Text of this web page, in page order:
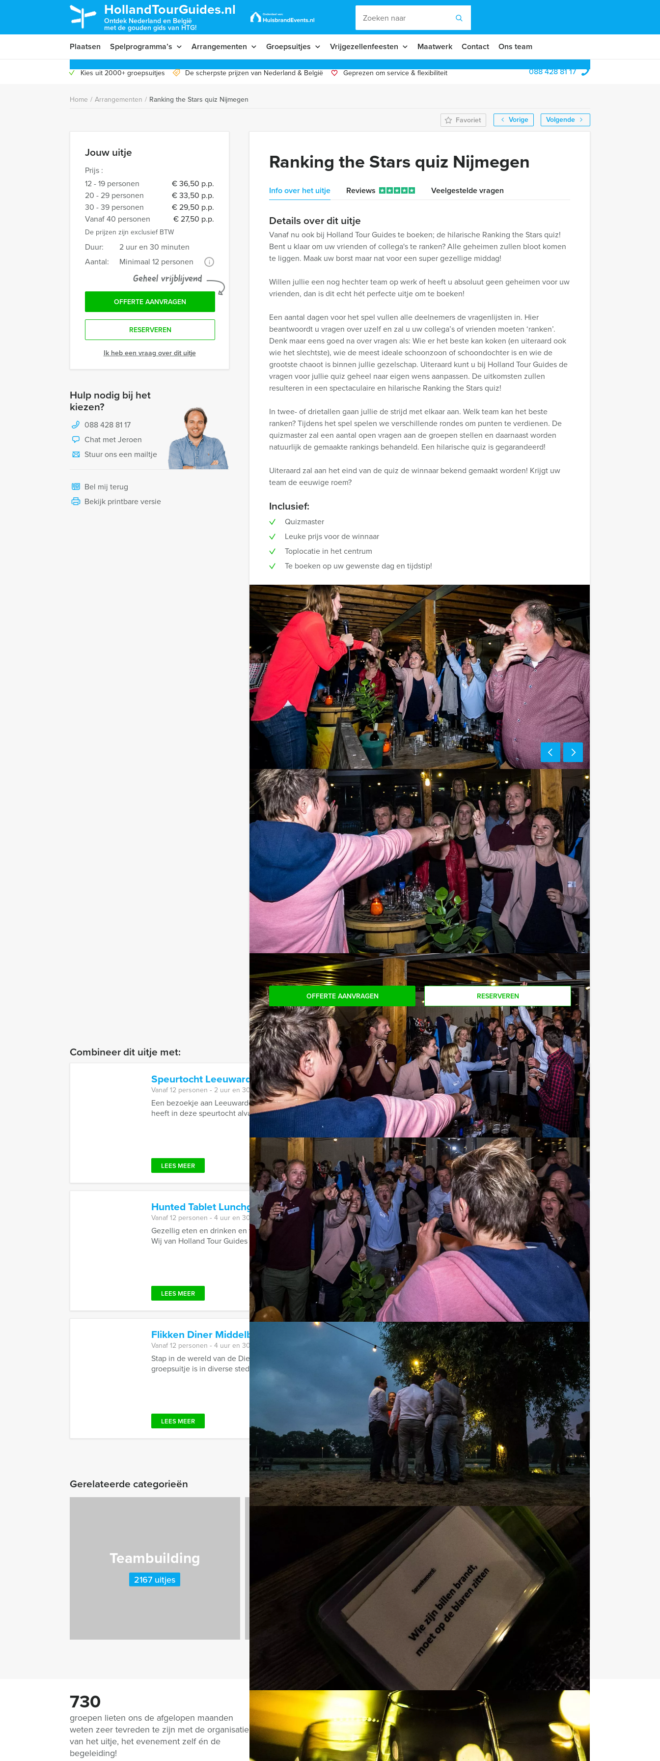
HollandTourGuides.nl
Ontdek Nederland en België
met de gouden gids van HTG!
Plaatsen Spelprogramma’s Arrangementen Groepsuitjes Vrijgezellenfeesten Maatwerk Contact Ons team
Kies uit 2000+ groepsuitjes De scherpste prijzen van Nederland & België Geprezen om service & flexibiliteit 088 428 81 17
Home / Arrangementen / Ranking the Stars quiz Nijmegen
Vorige
Volgende
Favoriet
Jouw uitje
Prijs :
12 - 19 personen
€ 36,50 p.p.
20 - 29 personen
€ 33,50 p.p.
30 - 39 personen
€ 29,50 p.p.
Vanaf 40 personen
€ 27,50 p.p.
De prijzen zijn exclusief BTW
Duur:
2 uur en 30 minuten
Aantal:
Minimaal 12 personen i
Geheel vrijblijvend
OFFERTE AANVRAGEN
RESERVEREN
Ik heb een vraag over dit uitje
Hulp nodig bij het
kiezen?
088 428 81 17
Chat met Jeroen
Stuur ons een mailtje
Bel mij terug
Bekijk printbare versie
Ranking the Stars quiz Nijmegen
Info over het uitje Reviews Veelgestelde vragen
Details over dit uitje
Vanaf nu ook bij Holland Tour Guides te boeken; de hilarische Ranking the Stars quiz!
Bent u klaar om uw vrienden of collega's te ranken? Alle geheimen zullen bloot komen
te liggen. Maak uw borst maar nat voor een super gezellige middag!
Willen jullie een nog hechter team op werk of heeft u absoluut geen geheimen voor uw
vrienden, dan is dit echt hét perfecte uitje om te boeken!
Een aantal dagen voor het spel vullen alle deelnemers de vragenlijsten in. Hier
beantwoordt u vragen over uzelf en zal u uw collega’s of vrienden moeten ‘ranken’.
Denk maar eens goed na over vragen als: Wie er het beste kan koken (en uiteraard ook
wie het slechtste), wie de meest ideale schoonzoon of schoondochter is en wie de
grootste chaoot is binnen jullie gezelschap. Uiteraard kunt u bij Holland Tour Guides de
vragen voor jullie quiz geheel naar eigen wens aanpassen. De uitkomsten zullen
resulteren in een spectaculaire en hilarische Ranking the Stars quiz!
In twee- of drietallen gaan jullie de strijd met elkaar aan. Welk team kan het beste
ranken? Tijdens het spel spelen we verschillende rondes om punten te verdienen. De
quizmaster zal een aantal open vragen aan de groepen stellen en daarnaast worden
natuurlijk de gemaakte rankings behandeld. Een hilarische quiz is gegarandeerd!
Uiteraard zal aan het eind van de quiz de winnaar bekend gemaakt worden! Krijgt uw
team de eeuwige roem?
Inclusief:
Quizmaster
Leuke prijs voor de winnaar
Toplocatie in het centrum
Te boeken op uw gewenste dag en tijdstip!
Tip!
Niet telkens uw knip hoeven trekken om uw drankje af te rekenen? Voor € 13,50 per
persoon per uur (excl. BTW) kunt u gebruikmaken van het drankarrangement, waarbij u
onbeperkt kunt genieten van bier, fris, huiswijn, koffie en thee. En... zo komt u ook
achteraf niet voor verrassingen te staan!
Reservering voor kleinere groepen:
Komt u niet aan het minimale aantal deelnemers voor dit spelprogramma? Als u bereid
bent voor het minimale aantal te betalen, kunt u ook gewoon voor minder personen
boeken!
OFFERTE AANVRAGEN RESERVEREN
Combineer dit uitje met:
Speurtocht Leeuwarden
Vanaf € 22,50p.p. excl. BTW
Vanaf 12 personen ‐ 2 uur en 30 minuten
Een bezoekje aan Leeuwarden is zeker de moeite waard. Maar wij maken het u nog gemakkelijker: Holland Tour Guides
heeft in deze speurtocht alvast een route voor u ...
LEES MEER Favoriet
Hunted Tablet Lunchgame in Nijmegen Vanaf€ 62,50p.p. excl. BTW
Vanaf 12 personen ‐ 4 uur en 30 minuten
Gezellig eten en drinken en tussendoor een spannend stadsspel spelen. Dat klinkt als de ideale middagbesteding of niet?
Wij van Holland Tour Guides bieden deze ...
LEES MEER Favoriet
Flikken Diner Middelburg Vanaf€ 62,50 p.p. excl. BTW
Vanaf 12 personen ‐ 4 uur en 30 minuten
Stap in de wereld van de Dienst Landelijke Recherche en beleef het spannendste groepsuitje van Holland Tour Guides. Dit
groepsuitje is in diverse steden in Nederland en ...
LEES MEER Favoriet
Gerelateerde categorieën
Teambuilding
2167 uitjes
Quizzes
732 uitjes
Spelprogramma's
1688 uitjes
730
groepen lieten ons de afgelopen maanden
weten zeer tevreden te zijn met de organisatie
van het uitje, het evenement zelf én de
begeleiding!
Vragen over dit uitje?
CHAT MET JEROEN BEL 088 428 81 17